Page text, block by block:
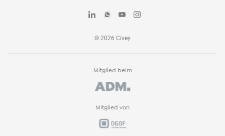
© 2026 Civey
Mitglied beim
Mitglied von